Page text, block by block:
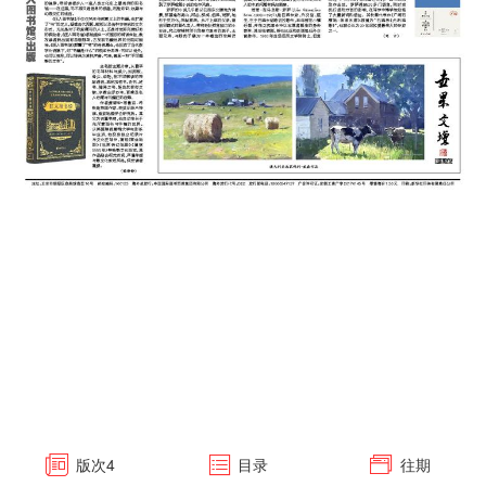
版次4 目录 往期